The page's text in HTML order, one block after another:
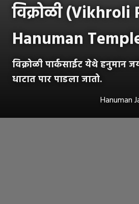
विक्रोळी
Hanuman
विक्रोळी पार्कसाईट येथे हनुमान
धाटात पार पाडला जातो.
Hanuman